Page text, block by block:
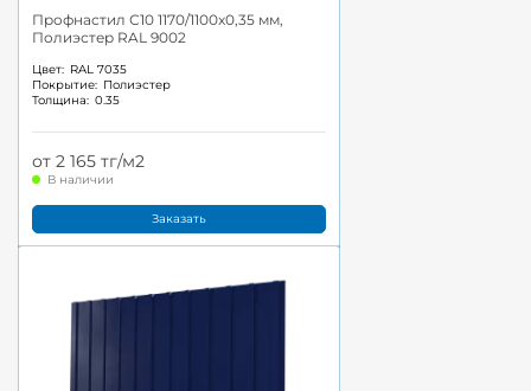
Профнастил С10 1170/1100x0,35 мм,
Полиэстер RAL 9002
Цвет: RAL 7035
Покрытие: Полиэстер
Толщина: 0.35
от 2 165 тг/м2
В наличии
Заказать